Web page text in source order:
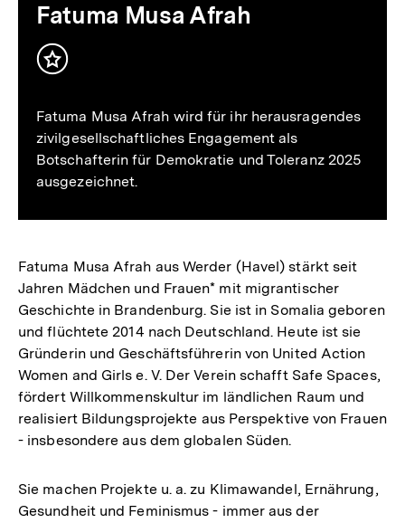
Fatuma Musa Afrah
Inhalt
Fatuma Musa Afrah wird für ihr herausragendes
zivilgesellschaftliches Engagement als
Botschafterin für Demokratie und Toleranz 2025
ausgezeichnet.
Fatuma Musa Afrah aus Werder (Havel) stärkt seit
Jahren Mädchen und Frauen* mit migrantischer
Geschichte in Brandenburg. Sie ist in Somalia geboren
und flüchtete 2014 nach Deutschland. Heute ist sie
Gründerin und Geschäftsführerin von United Action
Women and Girls e. V. Der Verein schafft Safe Spaces,
fördert Willkommenskultur im ländlichen Raum und
realisiert Bildungsprojekte aus Perspektive von Frauen
- insbesondere aus dem globalen Süden.
Sie machen Projekte u. a. zu Klimawandel, Ernährung,
Gesundheit und Feminismus - immer aus der